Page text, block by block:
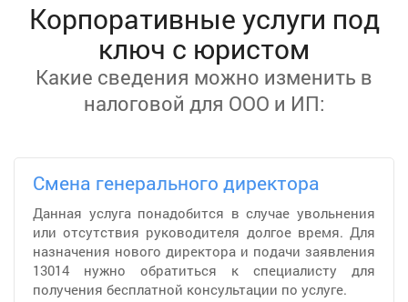
Корпоративные услуги под
ключ с юристом
Какие сведения можно изменить в
налоговой для ООО и ИП:
Смена генерального директора
Данная услуга понадобится в случае увольнения
или отсутствия руководителя долгое время. Для
назначения нового директора и подачи заявления
13014 нужно обратиться к специалисту для
получения бесплатной консультации по услуге.